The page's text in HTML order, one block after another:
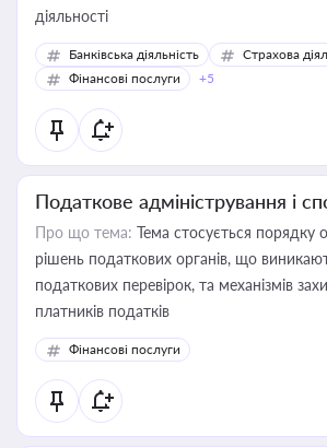
діяльності
Банківська діяльність
Страхова
Фінансові послуги
+5
Податкове адміністрування і
Про що тема: Тема стосується порядку
рішень податкових органів, що
податкових перевірок, та механізмів
платників податків
Фінансові послуги